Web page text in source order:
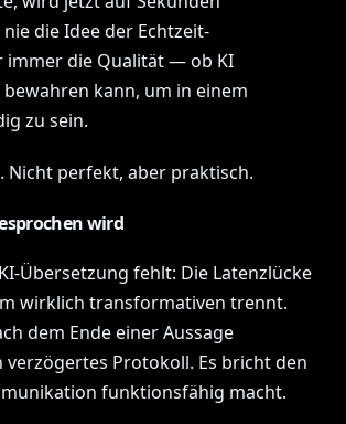
die Idee der Echtzeit-
immer die Qualität — ob KI
kann, um in einem
zu sein.
Nicht perfekt, aber praktisch.
wird
Übersetzung fehlt: Die Latenzlücke
wirklich transformativen trennt.
dem Ende einer Aussage
Protokoll. Es bricht den
funktionsfähig macht.